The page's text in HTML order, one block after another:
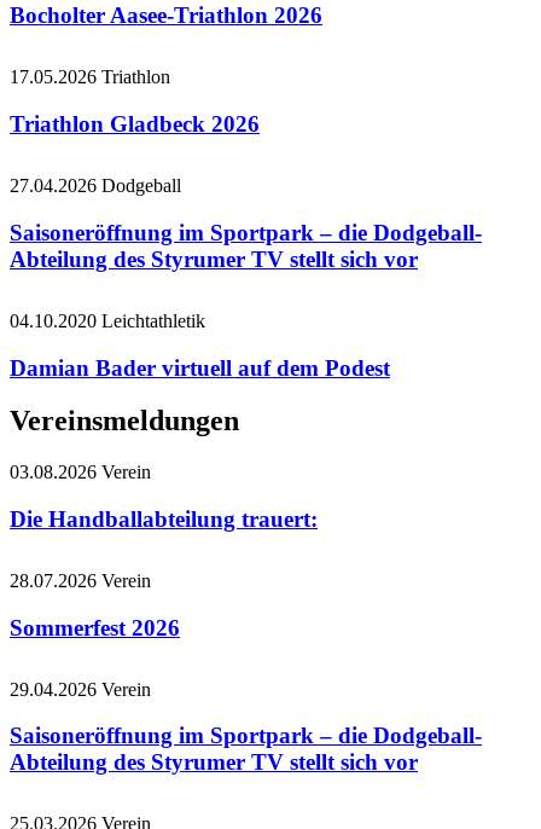
Bocholter Aasee-Triathlon 2026
17.05.2026 Triathlon
Triathlon Gladbeck 2026
27.04.2026 Dodgeball
Saisoneröffnung im Sportpark – die Dodgeball-
Abteilung des Styrumer TV stellt sich vor
04.10.2020 Leichtathletik
Damian Bader virtuell auf dem Podest
Vereinsmeldungen
03.08.2026 Verein
Die Handballabteilung trauert:
28.07.2026 Verein
Sommerfest 2026
29.04.2026 Verein
Saisoneröffnung im Sportpark – die Dodgeball-
Abteilung des Styrumer TV stellt sich vor
25.03.2026 Verein